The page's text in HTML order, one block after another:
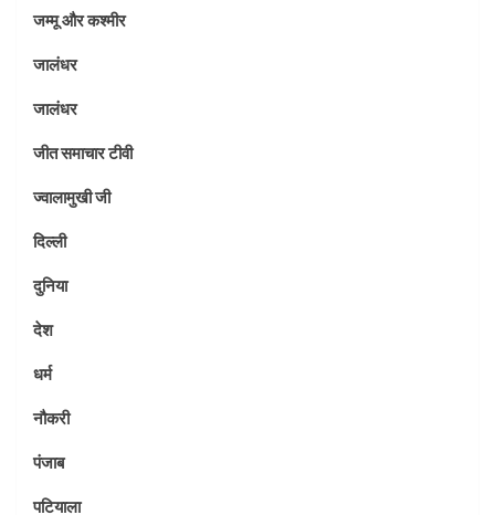
जम्मू और कश्मीर
जालंधर
जालंधर
जीत समाचार टीवी
ज्वालामुखी जी
दिल्ली
दुनिया
देश
धर्म
नौकरी
पंजाब
पटियाला